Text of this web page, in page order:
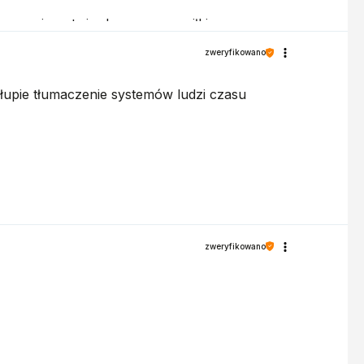
potwierdza nasze wysiłki -
do gustu!
zweryfikowano
tłumaczenie systemów ludzi czasu
zweryfikowano